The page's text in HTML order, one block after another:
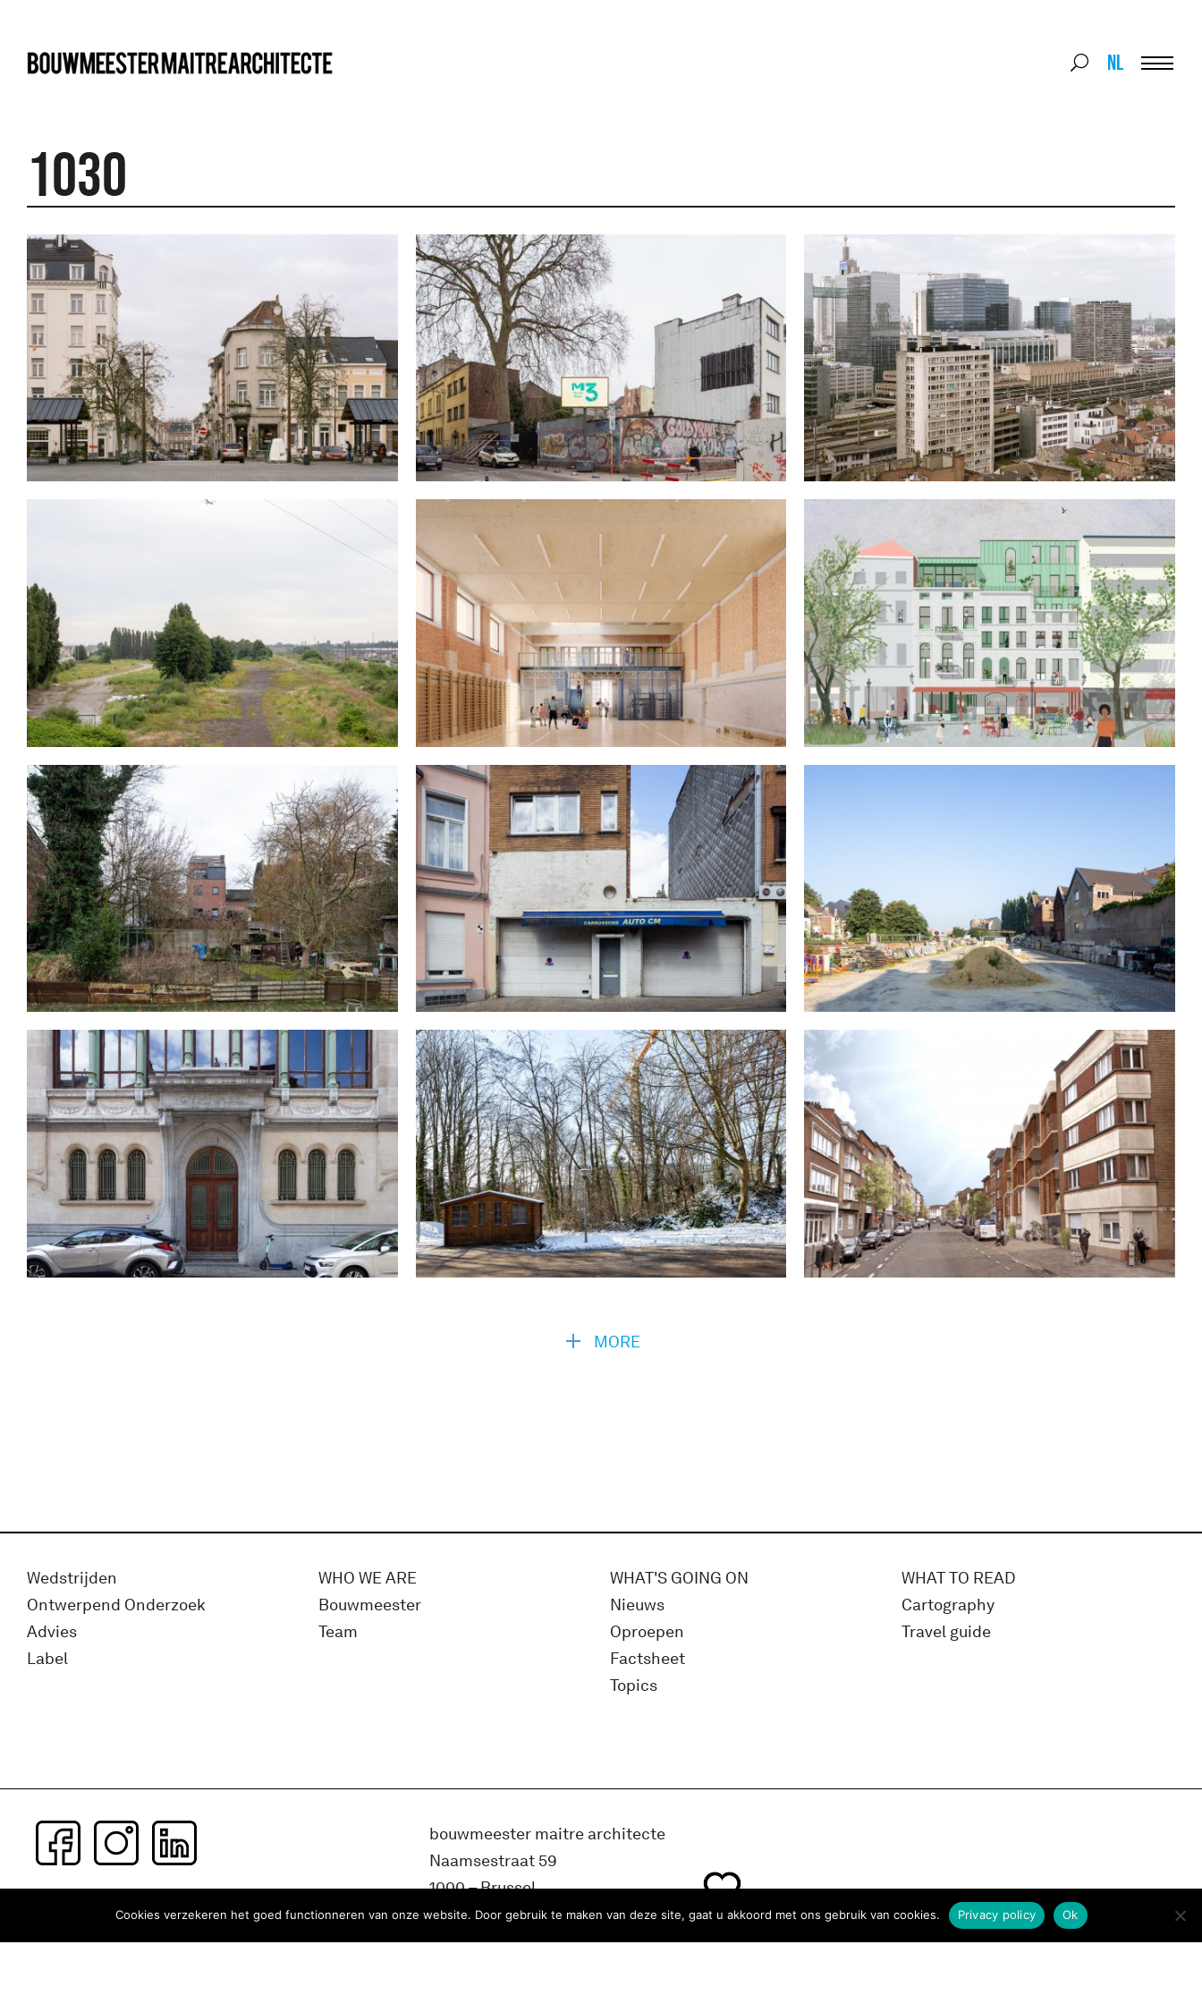
Search
Search
NL
1030
MORE
Wedstrijden
Ontwerpend Onderzoek
Advies
Label
WHO WE ARE
Bouwmeester
Team
WHAT'S GOING ON
Nieuws
Oproepen
Factsheet
Topics
WHAT TO READ
Cartography
Travel guide
Subscribe to our newsletter
bouwmeester maitre architecte
Naamsestraat 59
1000 – Brussel
België
Cookies verzekeren het goed functionneren van onze website. Door gebruik te maken van deze site, gaat u akkoord met ons gebruik van cookies. Ok
Privacy policy